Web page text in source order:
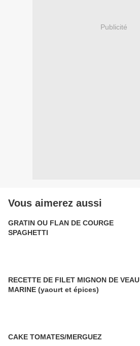
Publicité
Vous aimerez aussi
GRATIN OU FLAN DE COURGE
SPAGHETTI
RECETTE DE FILET MIGNON DE VEAU
MARINE (yaourt et épices)
CAKE TOMATES/MERGUEZ